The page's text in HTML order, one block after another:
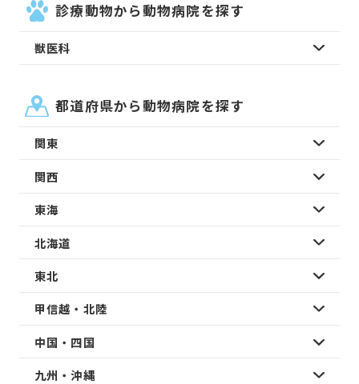
診療動物から動物病院を探す
獣医科
都道府県から動物病院を探す
関東
関西
東海
北海道
東北
甲信越・北陸
中国・四国
九州・沖縄